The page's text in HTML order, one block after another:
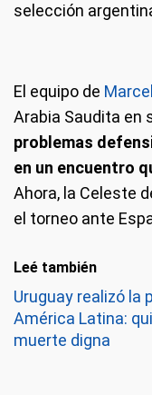
selección
El equipo de
Arabia Saudita en
problemas
en un encuentro
Ahora, la Celeste
el torneo ante
Leé también
Uruguay realizó la
América Latina:
muerte digna